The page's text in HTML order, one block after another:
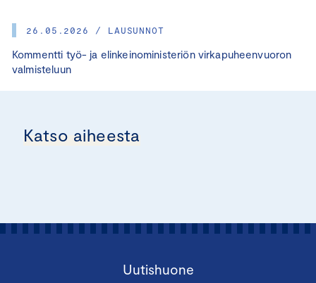
26.05.2026 / LAUSUNNOT
Kommentti työ- ja elinkeinoministeriön virkapuheenvuoron
valmisteluun
Katso aiheesta
Uutishuone